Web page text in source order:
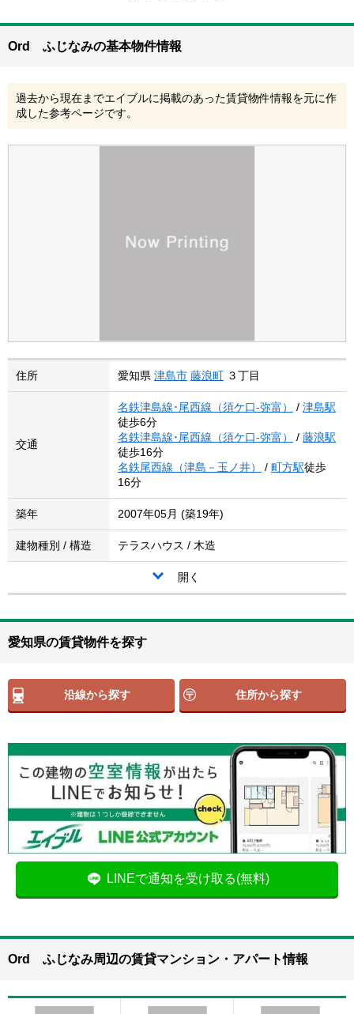
Ord ふじなみの基本物件情報
過去から現在までエイブルに掲載のあった賃貸物件情報を元に作
成した参考ページです。
住所 愛知県 津島市 藤浪町 ３丁目
交通
名鉄津島線･尾西線（須ケ口-弥富） / 津島駅
徒歩6分
名鉄津島線･尾西線（須ケ口-弥富）
/ 藤浪駅
徒歩16分
名鉄尾西線（津島－玉ノ井）
/ 町方駅徒歩
16分
築年 2007年05月 (築19年)
建物種別 / 構造 テラスハウス / 木造
開く
愛知県の賃貸物件を探す
沿線から探す 住所から探す
LINEで通知を受け取る(無料)
Ord ふじなみ周辺の賃貸マンション・アパート情報